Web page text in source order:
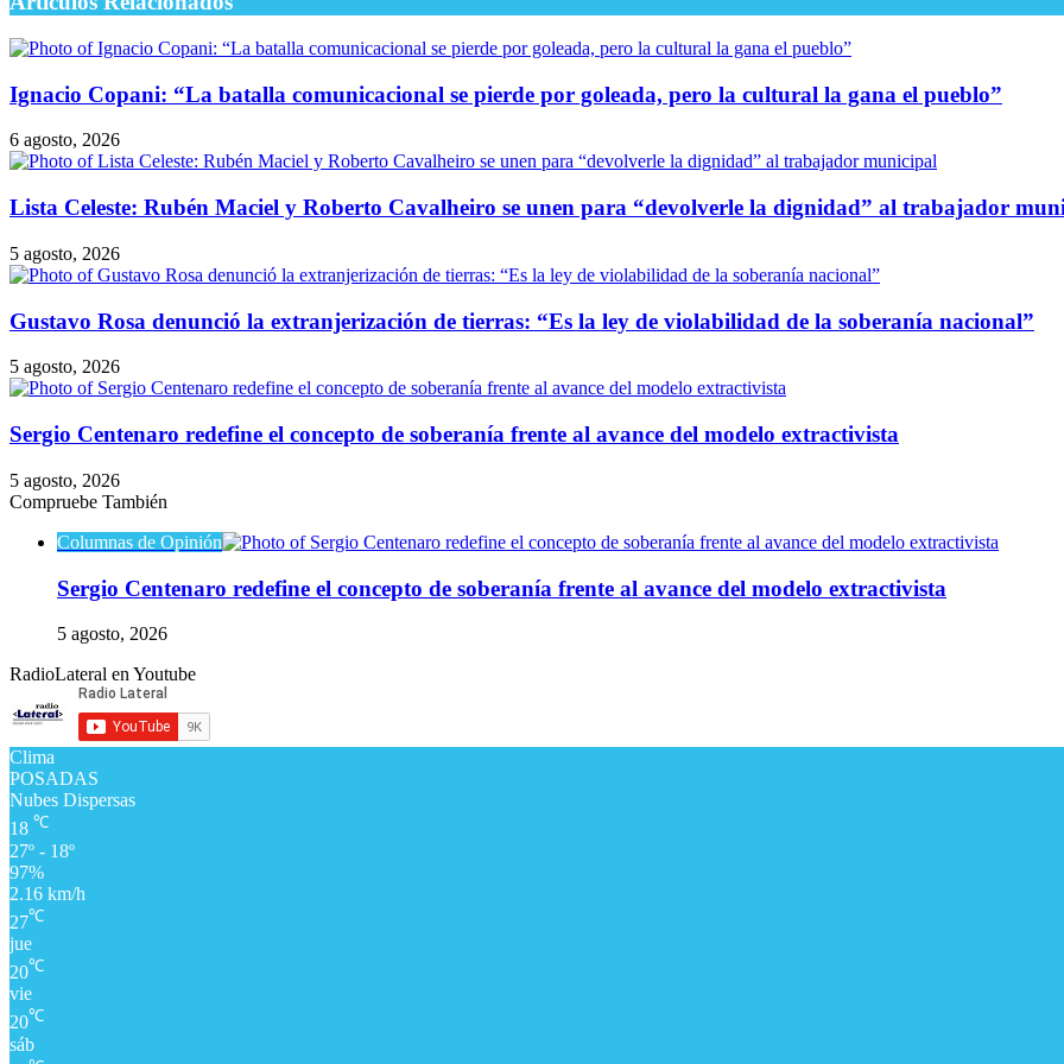
Ignacio Copani: “La batalla comunicacional se pierde por goleada, pero la cultural la gana el pueblo”
6 agosto, 2026
Lista Celeste: Rubén Maciel y Roberto Cavalheiro se unen para “devolverle la dignidad” al trabajador
5 agosto, 2026
Gustavo Rosa denunció la extranjerización de tierras: “Es la ley de violabilidad de la soberanía nacional”
5 agosto, 2026
Sergio Centenaro redefine el concepto de soberanía frente al avance del modelo extractivista
5 agosto, 2026
Compruebe También
Columnas de Opinión
Sergio Centenaro redefine el concepto de soberanía frente al avance del modelo extractivista
5 agosto, 2026
RadioLateral en Youtube
Clima
POSADAS
Nubes Dispersas
18 ℃
27º - 18º
97%
2.16 km/h
27℃
jue
20℃
vie
20℃
sáb